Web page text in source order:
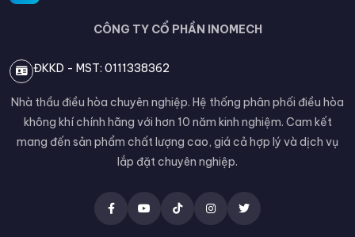
CÔNG TY CỔ PHẦN INOMECH
ĐKKD - MST: 0111338362
Nhà thầu điều hòa chuyên nghiệp. Hệ thống phân phối điều hòa
không khí chính hãng với hơn 10 năm kinh nghiệm. Cam kết
mang đến sản phẩm chất lượng cao, giá cả hợp lý và dịch vụ
lắp đặt chuyên nghiệp.